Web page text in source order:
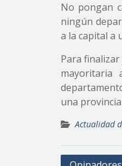
No pongan
ningún
a la capital a
Para
mayoritaria
una
Actualidad